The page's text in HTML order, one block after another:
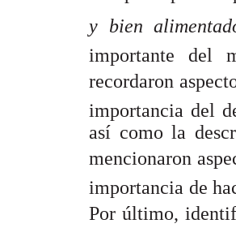
y bien
importante del
recordaron
importancia del
así como la
mencionaron
importancia de
Por último,